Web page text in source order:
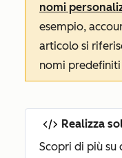
nomi
esempio,
articolo si
nomi
Realizza
Scopri di più su